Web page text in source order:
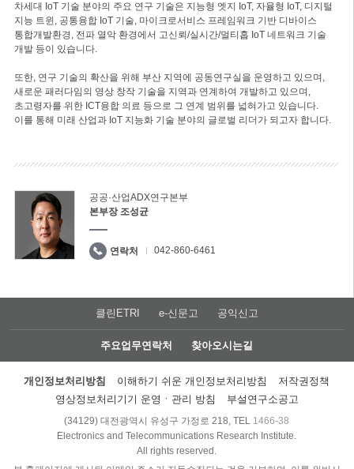
차세대 IoT 기술 분야의 주요 연구 기술은 지능형 엣지 IoT, 자율형 IoT, 디지털
지능 트윈, 공통융합 IoT 기술, 마이크로서비스 프레임워크 기반 디바이스
통합개발환경, 전파 열악 환경에서 고신뢰/실시간/멀티홉 IoT 네트워크 기술
개발 등이 있습니다.
또한, 연구 기술의 확산을 위해 부산 지역에 공동연구실을 운영하고 있으며,
새로운 패러다임의 영상 창작 기술을 지역과 연계하여 개발하고 있으며,
초고령자를 위한 ICT융합 의료 등으로 그 연계 범위를 넓혀가고 있습니다.
이를 통해 미래 산업과 IoT 지능화 기술 분야의 글로벌 리더가 되고자 합니다.
공공·산업ADX연구본부
본부장 조성균
연락처 042-860-6461
클린ETRI e-신문고 공익신고
주요업무연락처 찾아오시는길
개인정보처리방침 이해하기 쉬운 개인정보처리방침
저작권정책
영상정보처리기기 운영ㆍ관리 방침
부설연구소공고
(34129) 대전광역시 유성구 가정로 218, TEL 1466-38
Electronics and Telecommunications Research Institute.
All rights reserved.